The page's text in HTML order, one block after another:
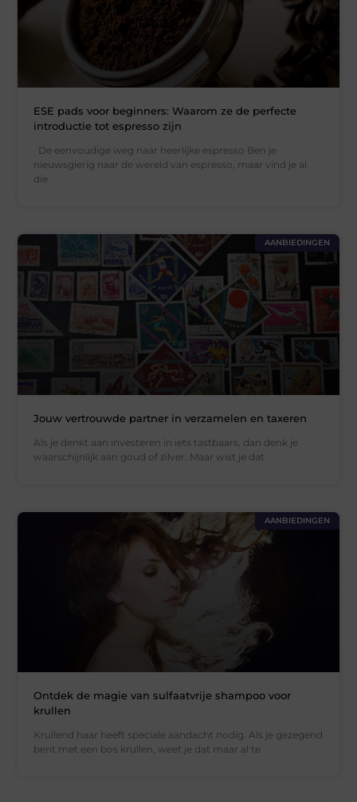
ESE pads voor beginners: Waarom ze de perfecte
introductie tot espresso zijn
De eenvoudige weg naar heerlijke espresso Ben je
nieuwsgierig naar de wereld van espresso, maar vind je al
die
AANBIEDINGEN
Jouw vertrouwde partner in verzamelen en taxeren
Als je denkt aan investeren in iets tastbaars, dan denk je
waarschijnlijk aan goud of zilver. Maar wist je dat
AANBIEDINGEN
Ontdek de magie van sulfaatvrije shampoo voor
krullen
Krullend haar heeft speciale aandacht nodig. Als je gezegend
bent met een bos krullen, weet je dat maar al te